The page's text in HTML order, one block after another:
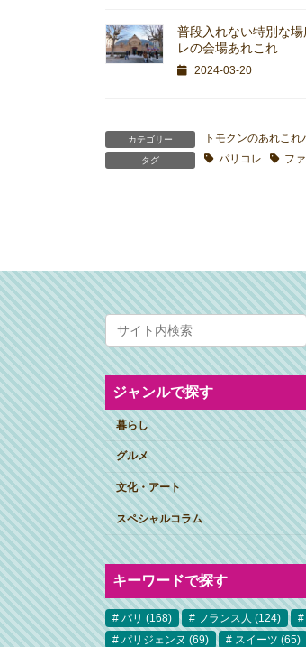
普段入れない特別な
レの会場あれこれ
2024-03-20
カテゴリー トモクンのあれこ
タグ パリコレ フ
ジャンルで探す
暮らし
グルメ
文化・アート
スペシャルコラム
キーワードで探す
パリ (168) フランス人 (124)
パリジェンヌ (69) スイーツ (65)